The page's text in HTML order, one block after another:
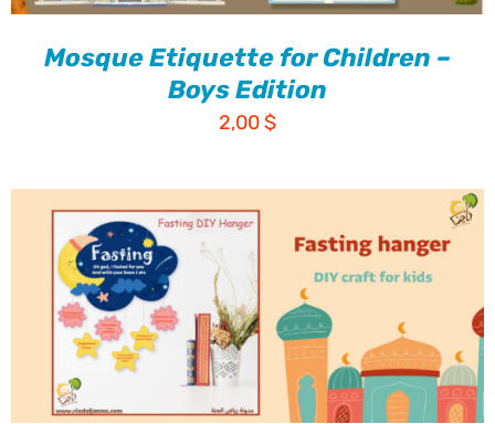
Mosque Etiquette for Children –
Boys Edition
2,00$